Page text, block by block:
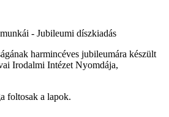
- Jubileumi díszkiadás
harmincéves jubileumára készült
Irodalmi Intézet Nyomdája,
foltosak a lapok.